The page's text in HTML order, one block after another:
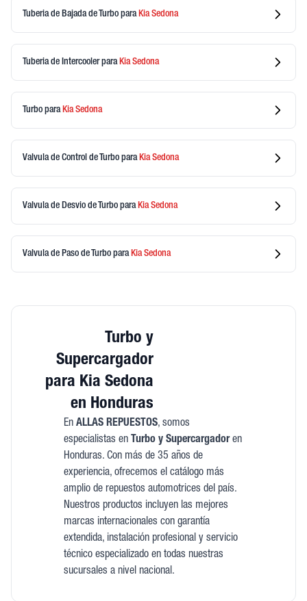
Tuberia de Bajada de Turbo para KiaSedona
Tuberia de Intercoolerpara KiaSedona
Turbo para KiaSedona
Valvula de Control de Turbo para KiaSedona
Valvula de Desvio de Turbo para KiaSedona
Valvula de Paso de Turbo para KiaSedona
Turbo y
Supercargador
para Kia Sedona
en Honduras
En ALLAS REPUESTOS, somos
especialistas en Turbo y Supercargadoren
Honduras. Con más de 35 años de
experiencia, ofrecemos el catálogo más
amplio de repuestos automotrices del país.
Nuestros productos incluyen las mejores
marcas internacionales con garantía
extendida, instalación profesional y servicio
técnico especializado en todas nuestras
sucursales a nivel nacional.